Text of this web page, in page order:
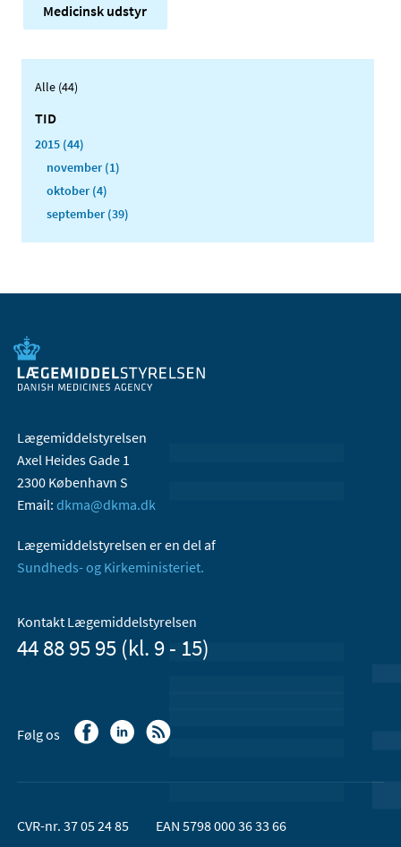
Medicinsk udstyr
Alle (44)
TID
2015 (44)
november (1)
oktober (4)
september (39)
Lægemiddelstyrelsen
Axel Heides Gade 1
2300 København S
Email: dkma@dkma.dk
Lægemiddelstyrelsen er en del af
Sundheds- og Kirkeministeriet.
Kontakt Lægemiddelstyrelsen
44 88 95 95 (kl. 9 - 15)
Følg os
CVR-nr. 37 05 24 85 EAN 5798 000 36 33 66